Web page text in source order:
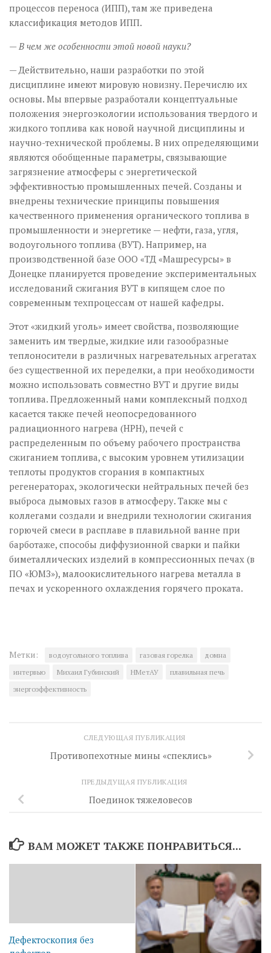
процессов переноса (ИПП), там же приведена
классификация методов ИПП.
— В чем же особенности этой новой науки?
— Действительно, наши разработки по этой
дисциплине имеют мировую новизну. Перечислю их
основы. Мы впервые разработали концептуальные
положения энергоэкологии использования твердого и
жидкого топлива как новой научной дисциплины и
научно-технической проблемы. В них определяющими
являются обобщенные параметры, связывающие
загрязнение атмосферы с энергетической
эффективностью промышленных печей. Созданы и
внедрены технические принципы повышения
качественного применения органического топлива в
промышленности и энергетике — нефти, газа, угля,
водо­угольного топлива (ВУТ). Например, на
производственной базе ООО «ТД «Машресурсы» в
Донецке планируется проведение экспериментальных
исследований сжигания ВУТ в кипящем слое по
современным техпроцессам от нашей кафедры.
Этот «жидкий уголь» имеет свойства, позволяющие
заменить им твердые, жидкие или газообразные
теплоносители в различных нагревательных агрегатах
без существенной их переделки, а при необходимости
можно использовать совместно ВУТ и другие виды
топлива. Предложенный нами комплексный подход
касается также печей неопосредованного
радиационного нагрева (НРН), печей с
распределенным по объему рабочего пространства
сжиганием топлива, с высоким уровнем утилизации
теплоты продуктов сгорания в компактных
регенераторах, экологически нейтральных печей без
выброса дымовых газов в атмосферу. Также мы с
коллегами создали и внедрили технологии сжигания
горючей смеси в расплаве в плавильной ванне при
барботаже, способы диффузионной сварки и пайки
биметаллических изделий в компрессионных печах (в
ПО «ЮМЗ»), малоокислительного нагрева металла в
печах и ускоренного охлаждения горячего проката.
Метки: водо­угольного топлива газовая горелка
домна
интервью
Михаил Губинский НМетАУ
плавильная печь
энергоэффективность
СЛЕДУЮЩАЯ ПУБЛИКАЦИЯ
Противопехотные мины «спеклись»
ПРЕДЫДУЩАЯ ПУБЛИКАЦИЯ
Поединок тяжеловесов
ВАМ МОЖЕТ ТАКЖЕ ПОНРАВИТЬСЯ...
Дефектоскопия без